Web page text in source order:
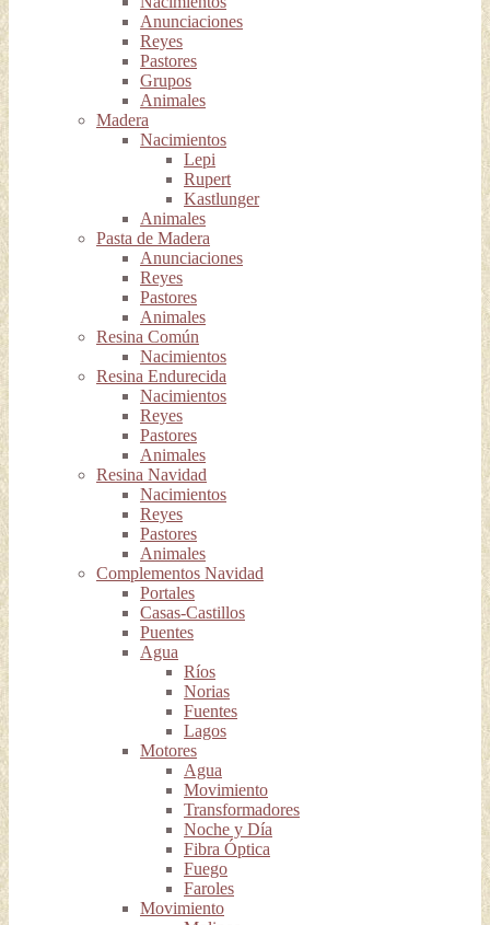
Anunciaciones
Reyes
Pastores
Grupos
Animales
Madera
Nacimientos
Lepi
Rupert
Kastlunger
Animales
Pasta de Madera
Anunciaciones
Reyes
Pastores
Animales
Resina Común
Nacimientos
Resina Endurecida
Nacimientos
Reyes
Pastores
Animales
Resina Navidad
Nacimientos
Reyes
Pastores
Animales
Complementos Navidad
Portales
Casas-Castillos
Puentes
Agua
Ríos
Norias
Fuentes
Lagos
Motores
Agua
Movimiento
Transformadores
Noche y Día
Fibra Óptica
Fuego
Faroles
Movimiento